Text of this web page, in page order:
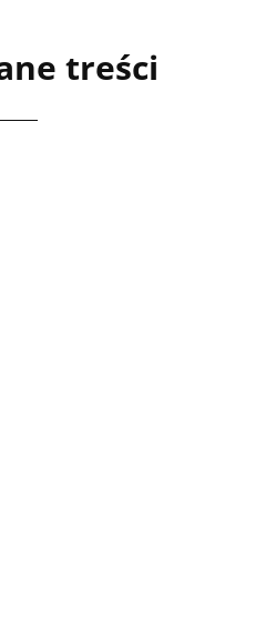
treści